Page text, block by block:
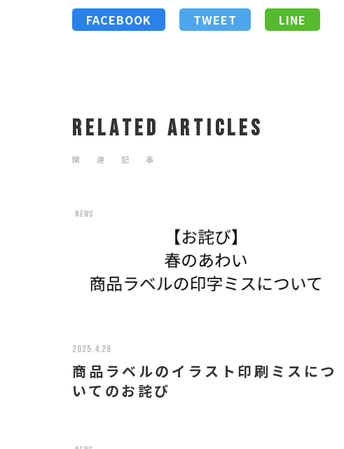
FACEBOOK TWEET LINE
RELATED ARTICLES
関 連 記 事
news
2025.4.28
商品ラベルのイラスト印刷ミスにつ
いてのお詫び